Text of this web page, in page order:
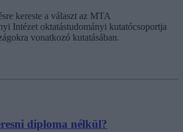
kereste a választ az MTA
Intézet oktatástudományi kutatócsoportja
vonatkozó kutatásában.
diploma nélkül?